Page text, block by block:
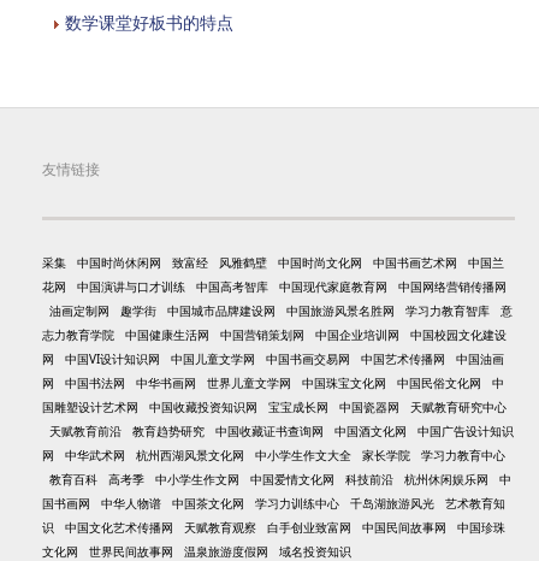
数学课堂好板书的特点
友情链接
采集 中国时尚休闲网 致富经 风雅鹤壁 中国时尚文化网 中国书画艺术网
中国兰
花网
中国演讲与口才训练 中国高考智库 中国现代家庭教育网
中国网络营销传播网
油画定制网
趣学街 中国城市品牌建设网 中国旅游风景名胜网 学习力教育智库
意
志力教育学院
中国健康生活网 中国营销策划网 中国企业培训网
中国校园文化建设
网
中国VI设计知识网 中国儿童文学网 中国书画交易网 中国艺术传播网
中国油画
网
中国书法网 中华书画网 世界儿童文学网 中国珠宝文化网 中国民俗文化网
中
国雕塑设计艺术网
中国收藏投资知识网 宝宝成长网 中国瓷器网
天赋教育研究中心
天赋教育前沿
教育趋势研究 中国收藏证书查询网 中国酒文化网
中国广告设计知识
网
中华武术网 杭州西湖风景文化网 中小学生作文大全 家长学院
学习力教育中心
教育百科
高考季 中小学生作文网 中国爱情文化网 科技前沿 杭州休闲娱乐网
中
国书画网
中华人物谱 中国茶文化网 学习力训练中心 千岛湖旅游风光
艺术教育知
识
中国文化艺术传播网 天赋教育观察 白手创业致富网 中国民间故事网
中国珍珠
文化网
世界民间故事网 温泉旅游度假网 域名投资知识